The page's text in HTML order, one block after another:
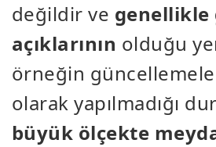
değildir ve
açıklarının olduğu
örneğin
olarak yapılmadığı
büyük ölçekte